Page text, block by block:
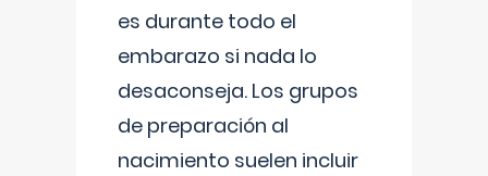
es durante todo el
embarazo si nada lo
desaconseja. Los grupos
de preparación al
nacimiento suelen incluir